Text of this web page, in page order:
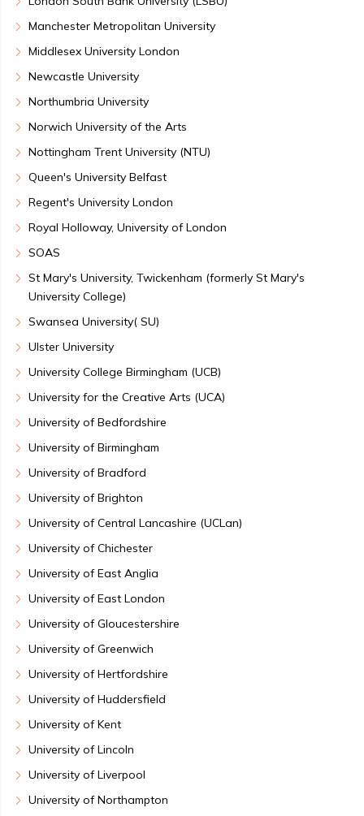
Manchester Metropolitan University
Middlesex University London
Newcastle University
Northumbria University
Norwich University of the Arts
Nottingham Trent University (NTU)
Queen's University Belfast
Regent's University London
Royal Holloway, University of London
SOAS
St Mary's University, Twickenham (formerly St Mary's
University College)
Swansea University( SU)
Ulster University
University College Birmingham (UCB)
University for the Creative Arts (UCA)
University of Bedfordshire
University of Birmingham
University of Bradford
University of Brighton
University of Central Lancashire (UCLan)
University of Chichester
University of East Anglia
University of East London
University of Gloucestershire
University of Greenwich
University of Hertfordshire
University of Huddersfield
University of Kent
University of Lincoln
University of Liverpool
University of Northampton